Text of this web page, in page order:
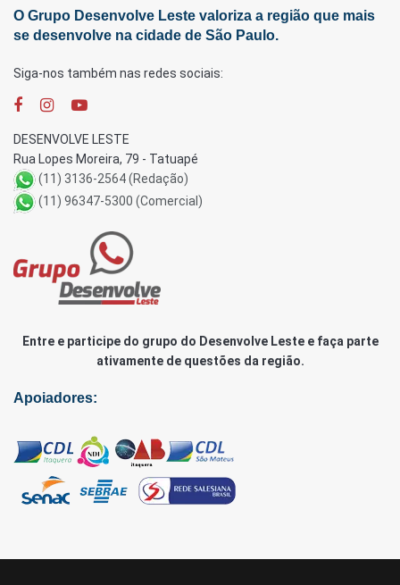
O Grupo Desenvolve Leste valoriza a região que mais
se desenvolve na cidade de São Paulo.
Siga-nos também nas redes sociais:
DESENVOLVE LESTE
Rua Lopes Moreira, 79 - Tatuapé
(11) 3136-2564 (Redação)
(11) 96347-5300 (Comercial)
Entre e participe do grupo do Desenvolve Leste e faça parte
ativamente de questões da região.
Apoiadores: